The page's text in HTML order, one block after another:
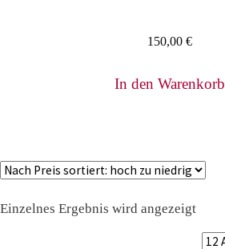
150,00 €
In den Warenkorb
Einzelnes Ergebnis wird angezeigt